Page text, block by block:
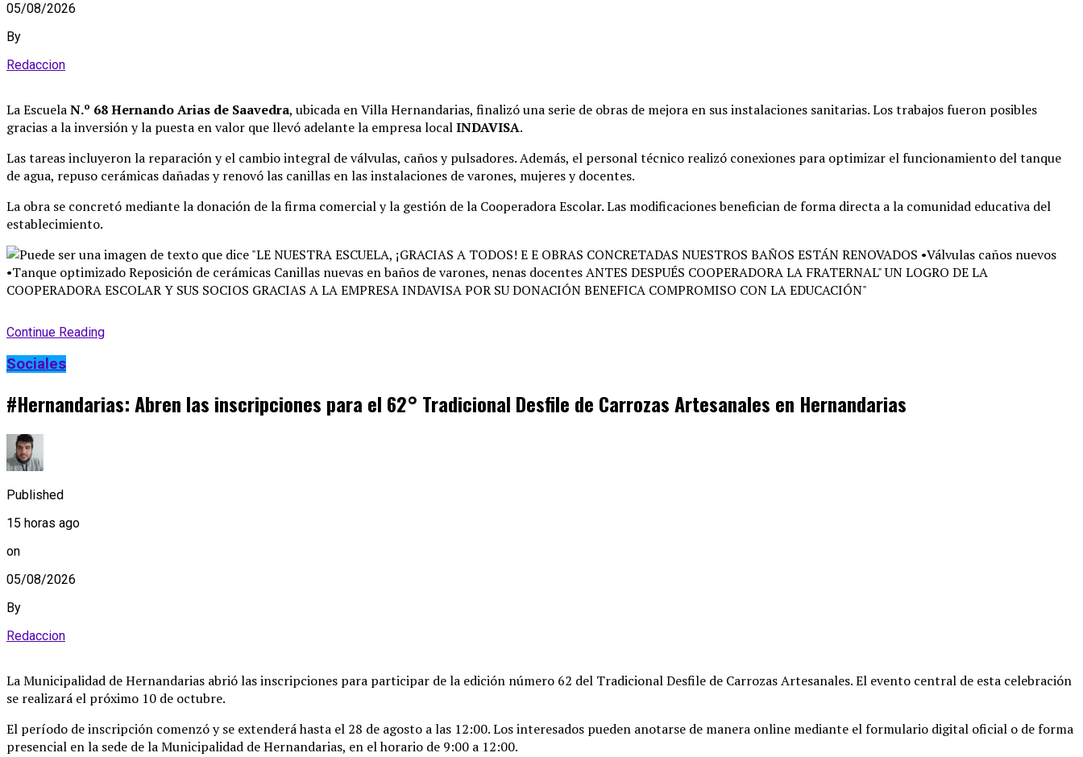
05/08/2026
By
Redaccion
La EscuelaN.º 68 Hernando Arias de Saavedra, ubicada en Villa Hernandarias, finalizó una serie de obras de mejora en sus instalaciones sanitarias. Los trabajos fueron posibles
gracias a la inversión y la puesta en valor que llevó adelante la empresa localINDAVISA.
Las tareas incluyeron la reparación y el cambio integral de válvulas, caños y pulsadores. Además, el personal técnico realizó conexiones para optimizar el funcionamiento del tanque
de agua, repuso cerámicas dañadas y renovó las canillas en las instalaciones de varones, mujeres y docentes.
La obra se concretó mediante la donación de la firma comercial y la gestión de la Cooperadora Escolar. Las modificaciones benefician de forma directa a la comunidad educativa del
establecimiento.
Continue Reading
Sociales
#Hernandarias: Abren las inscripciones para el 62° Tradicional Desfile de Carrozas Artesanales en Hernandarias
Published
15 horas ago
on
05/08/2026
By
Redaccion
La Municipalidad de Hernandarias abrió las inscripciones para participar de la edición número 62 del Tradicional Desfile de Carrozas Artesanales. El evento central de esta celebración
se realizará el próximo 10 de octubre.
El período de inscripción comenzó y se extenderá hasta el 28 de agosto a las 12:00. Los interesados pueden anotarse de manera online mediante el formulario digital oficial o de forma
presencial en la sede de la Municipalidad de Hernandarias, en el horario de 9:00 a 12:00.